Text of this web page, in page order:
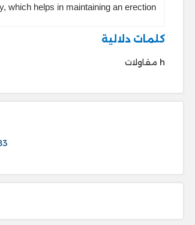
which helps in maintaining an erection.
كلمات دلالية
h مقاولات